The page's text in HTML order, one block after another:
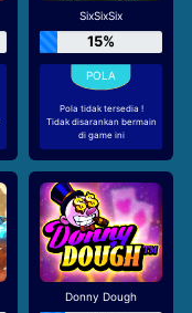
SixSixSix
15%
Pola tidak tersedia !
Tidak disarankan bermain
di game ini
Donny Dough